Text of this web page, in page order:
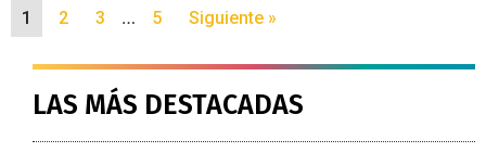
1 2 3 … 5 Siguiente »
LAS MÁS DESTACADAS